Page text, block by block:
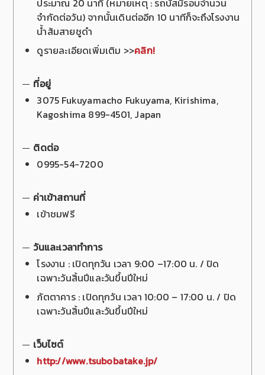
ประมาณ 20 นาที (หมายเหตุ : รถบัสมีรอบจำนวน
จำกัดต่อวัน) จากนั้นเดินต่ออีก 10 นาทีก็จะถึงโรงงาน
น้ำส้มสายชูดำ
ดูรายละเอียดเพิ่มเติม >>คลิก!
ที่อยู่
3075 Fukuyamacho Fukuyama, Kirishima,
Kagoshima 899-4501, Japan
ติดต่อ
0995-54-7200
ค่าเข้าสถานที่
เข้าชมฟรี
วันและเวลาทำการ
โรงงาน : เปิดทุกวัน เวลา 9:00 –17:00 น. / ปิด
เฉพาะวันสิ้นปีและวันขึ้นปีใหม่
ภัตตาคาร : เปิดทุกวัน เวลา 10:00 – 17:00 น. / ปิด
เฉพาะวันสิ้นปีและวันขึ้นปีใหม่
เว็บไซต์
http://www.tsubobatake.jp/